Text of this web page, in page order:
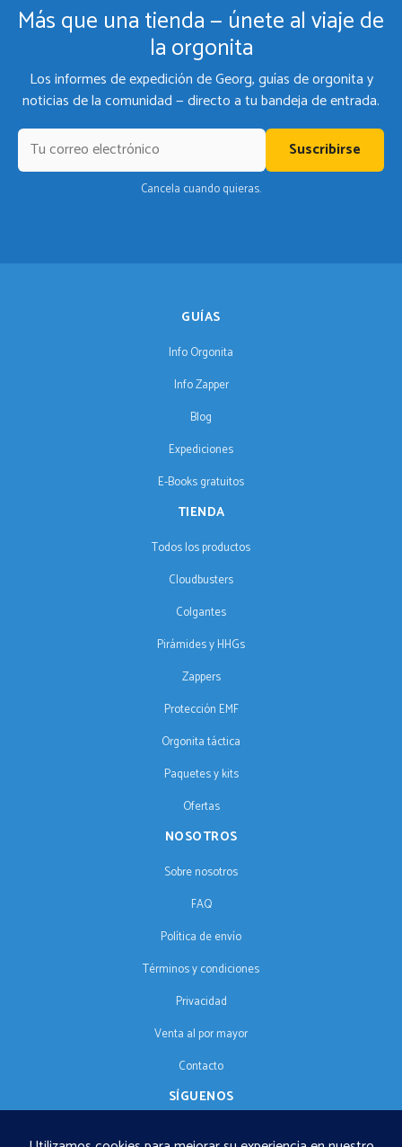
Más que una tienda — únete al viaje de
la orgonita
Los informes de expedición de Georg, guías de orgonita y
noticias de la comunidad — directo a tu bandeja de entrada.
Suscribirse
Cancela cuando quieras.
GUÍAS
Info Orgonita
Info Zapper
Blog
Expediciones
E-Books gratuitos
TIENDA
Todos los productos
Cloudbusters
Colgantes
Pirámides y HHGs
Zappers
Protección EMF
Orgonita táctica
Paquetes y kits
Ofertas
NOSOTROS
Sobre nosotros
FAQ
Política de envío
Términos y condiciones
Privacidad
Venta al por mayor
Contacto
SÍGUENOS